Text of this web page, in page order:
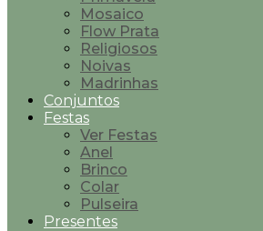
Mosaico
Flow Prata
Religiosos
Noivas
Madrinhas
Conjuntos
Festas
Ver Festas
Anel
Brinco
Colar
Pulseira
Presentes